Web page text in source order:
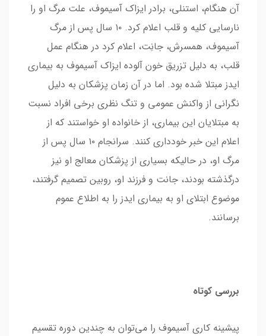
آن هنگام، استنلی، برادر ایزاک آسیموف، علت مرگ او را
نارسایی کلیه و قلب اعلام کرد. ۱۰ سال پس از مرگ
آسیموف، همسرش، جانِت، اعلام کرد در هنگام عمل
قلب، به دلیل تزریق خون آلوده ایزاک آسیموف به بیماری
ایدز مبتلا شده بود. اما در آن زمان پزشکان به دلیل
نگرانی از واکنش عمومی و تنگ نظری برخی افراد نسبت
به مبتلایان این بیماری، از خانواده او خواستند که از
اعلام این خبر خودداری کنند. سرانجام ۱۰ سال پس از
مرگ او، در حالیکه بسیاری از پزشکان معالج او نیز
درگذشته بودند، جانت و فرزند او، روبین تصمیم گرفتند،
موضوع ابتلای او به بیماری ایدز را به اطلاع عموم
برسانند.
بررسی کوتاه
پیشینه کاری آسیموف را می‌توان به چندین دوره تقسیم